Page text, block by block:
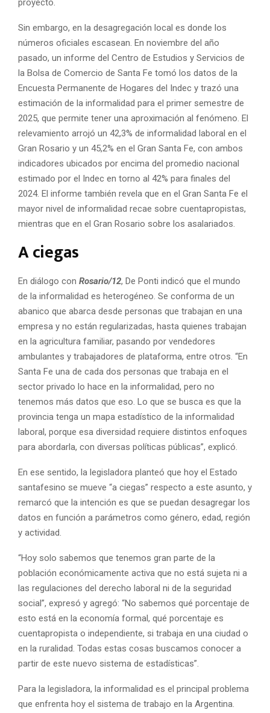
proyecto.
Sin embargo, en la desagregación local es donde los
números oficiales escasean. En noviembre del año
pasado, un informe del Centro de Estudios y Servicios de
la Bolsa de Comercio de Santa Fe tomó los datos de la
Encuesta Permanente de Hogares del Indec y trazó una
estimación de la informalidad para el primer semestre de
2025, que permite tener una aproximación al fenómeno. El
relevamiento arrojó un 42,3% de informalidad laboral en el
Gran Rosario y un 45,2% en el Gran Santa Fe, con ambos
indicadores ubicados por encima del promedio nacional
estimado por el Indec en torno al 42% para finales del
2024. El informe también revela que en el Gran Santa Fe el
mayor nivel de informalidad recae sobre cuentapropistas,
mientras que en el Gran Rosario sobre los asalariados.
A ciegas
En diálogo con Rosario/12, De Ponti indicó que el mundo
de la informalidad es heterogéneo. Se conforma de un
abanico que abarca desde personas que trabajan en una
empresa y no están regularizadas, hasta quienes trabajan
en la agricultura familiar, pasando por vendedores
ambulantes y trabajadores de plataforma, entre otros. “En
Santa Fe una de cada dos personas que trabaja en el
sector privado lo hace en la informalidad, pero no
tenemos más datos que eso. Lo que se busca es que la
provincia tenga un mapa estadístico de la informalidad
laboral, porque esa diversidad requiere distintos enfoques
para abordarla, con diversas políticas públicas”, explicó.
En ese sentido, la legisladora planteó que hoy el Estado
santafesino se mueve “a ciegas” respecto a este asunto, y
remarcó que la intención es que se puedan desagregar los
datos en función a parámetros como género, edad, región
y actividad.
“Hoy solo sabemos que tenemos gran parte de la
población económicamente activa que no está sujeta ni a
las regulaciones del derecho laboral ni de la seguridad
social”, expresó y agregó: “No sabemos qué porcentaje de
esto está en la economía formal, qué porcentaje es
cuentapropista o independiente, si trabaja en una ciudad o
en la ruralidad. Todas estas cosas buscamos conocer a
partir de este nuevo sistema de estadísticas”.
Para la legisladora, la informalidad es el principal problema
que enfrenta hoy el sistema de trabajo en la Argentina.